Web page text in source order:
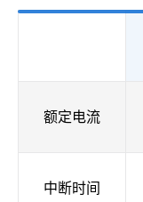
额定电流
中断时间